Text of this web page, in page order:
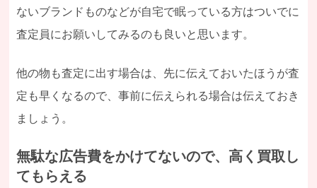
ないブランドものなどが自宅で眠っている方はついでに
査定員にお願いしてみるのも良いと思います。
他の物も査定に出す場合は、先に伝えておいたほうが査
定も早くなるので、事前に伝えられる場合は伝えておき
ましょう。
無駄な広告費をかけてないので、高く買取し
てもらえる